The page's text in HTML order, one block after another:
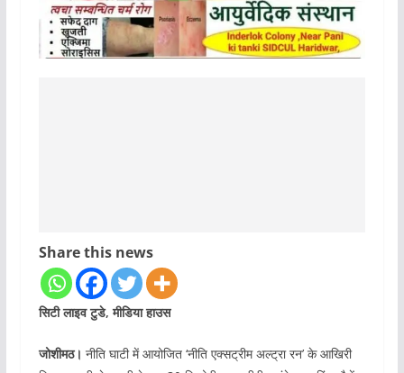
Share this news
सिटी लाइव टुडे, मीडिया हाउस
जोशीमठ। नीति घाटी में आयोजित ‘नीति एक्सट्रीम अल्ट्रा रन’ के आखिरी